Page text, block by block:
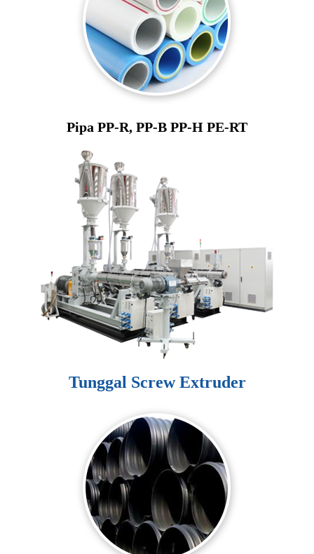
Pipa PP-R, PP-B PP-H PE-RT
Tunggal Screw Extruder